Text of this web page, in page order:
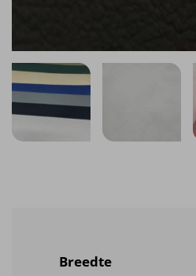
Breedte